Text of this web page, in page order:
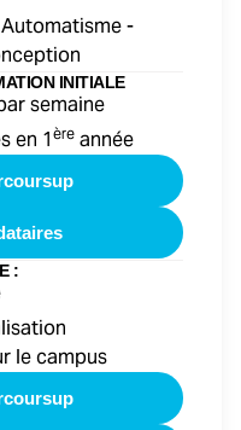
-
INITIALE
semaine
en 1 ère année
:
le campus